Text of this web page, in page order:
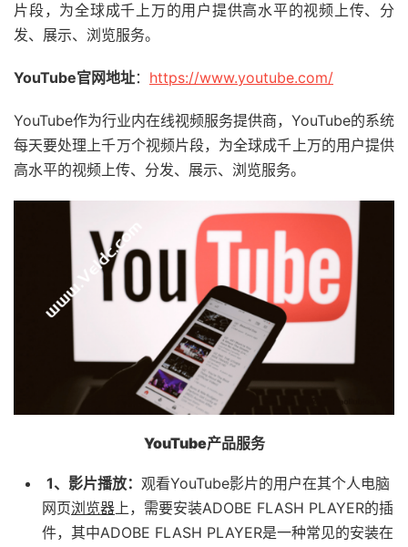
片段，为全球成千上万的用户提供高水平的视频上传、分
发、展示、浏览服务。
YouTube官网地址： https://www.youtube.com/
YouTube作为行业内在线视频服务提供商，YouTube的系统
每天要处理上千万个视频片段，为全球成千上万的用户提供
高水平的视频上传、分发、展示、浏览服务。
YouTube产品服务
1、影片播放： 观看YouTube影片的用户在其个人电脑
网页浏览器上，需要安装ADOBE FLASH PLAYER的插
件，其中ADOBE FLASH PLAYER是一种常见的安装在